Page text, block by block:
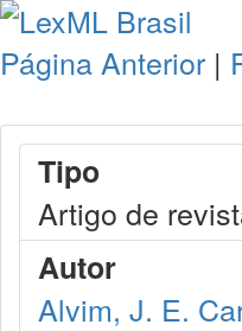
Página Anterior |
Tipo
Artigo de
Autor
Alvim, J. E.